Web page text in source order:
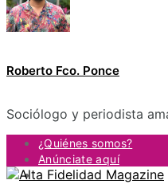
Roberto Fco. Ponce
Sociólogo y periodista
¿Quiénes somos?
Anúnciate aquí
Contacto